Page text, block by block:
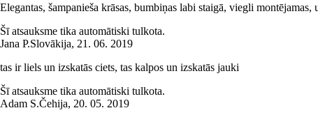
Elegantas, šampanieša krāsas, bumbiņas labi staigā, viegli
Šī atsauksme tika automātiski tulkota.
Jana P.Slovākija, 21. 06. 2019
tas ir liels un izskatās ciets, tas kalpos un izskatās jauki
Šī atsauksme tika automātiski tulkota.
Adam S.Čehija, 20. 05. 2019